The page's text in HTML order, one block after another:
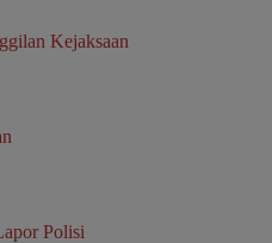
Kejaksaan
Polisi